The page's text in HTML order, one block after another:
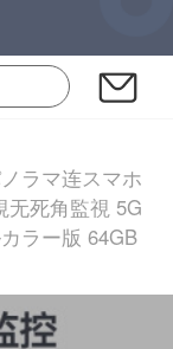
ラマ连スマホ
无死角監視 5G
ラー版 64GB